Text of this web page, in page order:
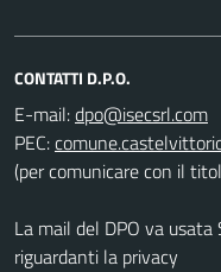
CONTATTI D.P.O.
E-mail:
PEC:
(per comunicare con il
La mail del DPO va usata
riguardanti la privacy